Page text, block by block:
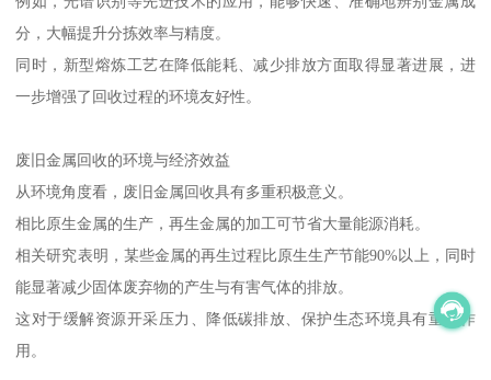
分，大幅提升分拣效率与精度。
同时，新型熔炼工艺在降低能耗、减少排放方面取得显著进展，进
一步增强了回收过程的环境友好性。
废旧金属回收的环境与经济效益
从环境角度看，废旧金属回收具有多重积极意义。
相比原生金属的生产，再生金属的加工可节省大量能源消耗。
相关研究表明，某些金属的再生过程比原生生产节能90%以上，同时
能显著减少固体废弃物的产生与有害气体的排放。
这对于缓解资源开采压力、降低碳排放、保护生态环境具有重要作
用。